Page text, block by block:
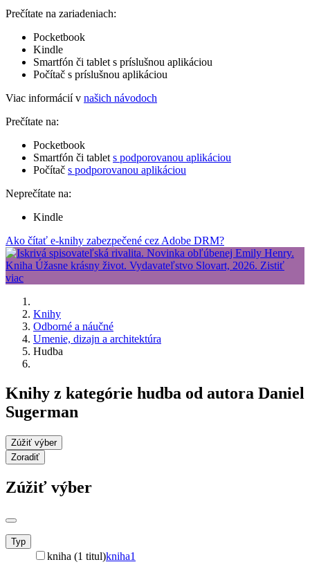
Prečítate na zariadeniach:
Pocketbook
Kindle
Smartfón či tablet s príslušnou aplikáciou
Počítač s príslušnou aplikáciou
Viac informácií v našich návodoch
Prečítate na:
Pocketbook
Smartfón či tablet s podporovanou aplikáciou
Počítač s podporovanou aplikáciou
Neprečítate na:
Kindle
Ako čítať e-knihy zabezpečené cez Adobe DRM?
Knihy
Odborné a náučné
Umenie, dizajn a architektúra
Hudba
Knihy z kategórie hudba od autora Daniel
Sugerman
Zúžiť výber
Zoradiť
Zúžiť výber
Typ
kniha (1 titul)kniha1